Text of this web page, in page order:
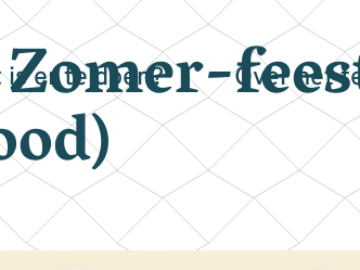
is er te doen? Over het